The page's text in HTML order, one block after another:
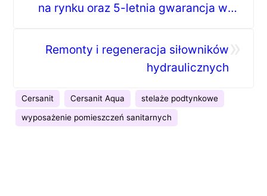
na rynku oraz 5-letnia gwarancja w
Remonty i regeneracja siłowników
hydraulicznych
Cersanit Cersanit Aqua
stelaże podtynkowe
wyposażenie pomieszczeń sanitarnych